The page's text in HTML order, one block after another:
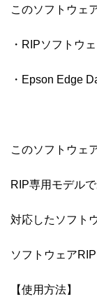
このソフトウェ
・RIPソフトウ
・Epson Edge
このソフトウェ
RIP専用モデル
対応したソフト
ソフトウェア
【使用方法】